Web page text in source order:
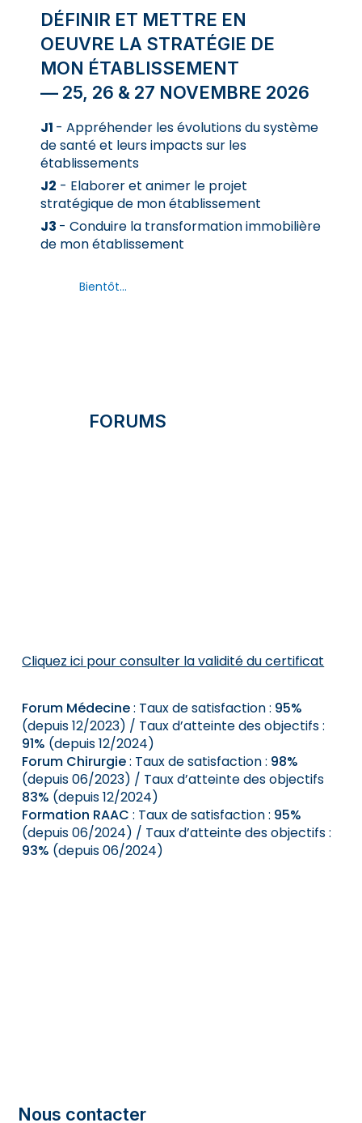
DÉFINIR ET METTRE EN
OEUVRE LA STRATÉGIE DE
MON ÉTABLISSEMENT
— 25, 26 & 27 NOVEMBRE 2026
J1 - Appréhender les évolutions du système
de santé et leurs impacts sur les
établissements
J2 - Elaborer et animer le projet
stratégique de mon établissement
J3 - Conduire la transformation immobilière
de mon établissement
Bientôt...
FORUMS
Cliquez ici pour consulter la validité du certificat
Forum Médecine: Taux de satisfaction : 95%
(depuis 12/2023) / Taux d’atteinte des objectifs :
91% (depuis 12/2024)
Forum Chirurgie: Taux de satisfaction : 98%
(depuis 06/2023) / Taux d’atteinte des objectifs
83% (depuis 12/2024)
Formation RAAC : Taux de satisfaction : 95%
(depuis 06/2024) / Taux d’atteinte des objectifs :
93% (depuis 06/2024)
Nous contacter